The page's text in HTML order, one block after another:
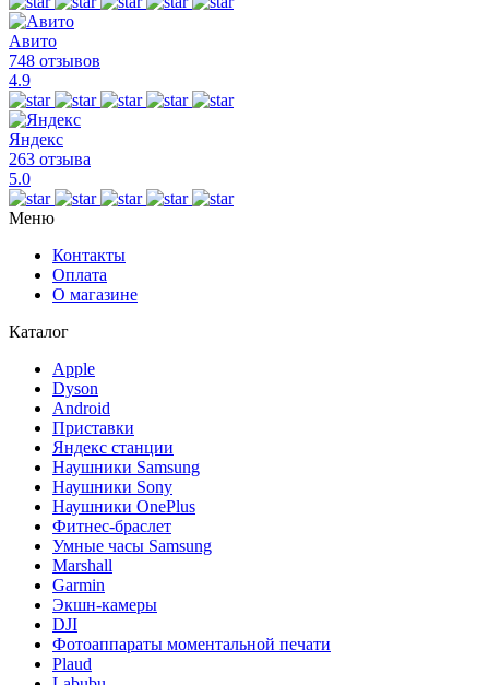
Авито
748 отзывов
4.9
Яндекс
263 отзыва
5.0
Меню
Контакты
Оплата
О магазине
Каталог
Apple
Dyson
Android
Приставки
Яндекс станции
Наушники Samsung
Наушники Sony
Наушники OnePlus
Фитнес-браслет
Умные часы Samsung
Marshall
Garmin
Экшн-камеры
DJI
Фотоаппараты моментальной печати
Plaud